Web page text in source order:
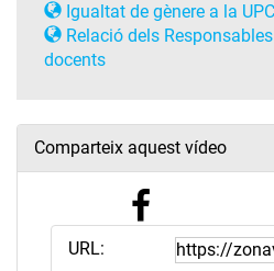
Igualtat de gènere a la UPC
Relació dels
docents
Comparteix aquest vídeo
URL: